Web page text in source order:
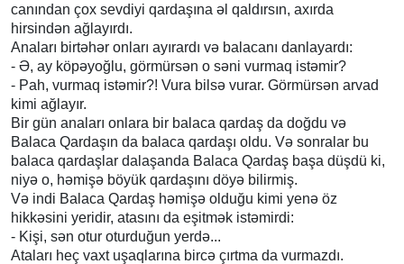
canından çox sevdiyi qardaşına əl qaldırsın, axırda
hirsindən ağlayırdı.
Anaları birtəhər onları ayırardı və balacanı danlayardı:
- Ə, ay köpəyoğlu, görmürsən o səni vurmaq istəmir?
- Pah, vurmaq istəmir?! Vura bilsə vurar. Görmürsən arvad
kimi ağlayır.
Bir gün anaları onlara bir balaca qardaş da doğdu və
Balaca Qardaşın da balaca qardaşı oldu. Və sonralar bu
balaca qardaşlar dalaşanda Balaca Qardaş başa düşdü ki,
niyə o, həmişə böyük qardaşını döyə bilirmiş.
Və indi Balaca Qardaş həmişə olduğu kimi yenə öz
hikkəsini yeridir, atasını da eşitmək istəmirdi:
- Kişi, sən otur oturduğun yerdə...
Ataları heç vaxt uşaqlarına bircə çırtma da vurmazdı.